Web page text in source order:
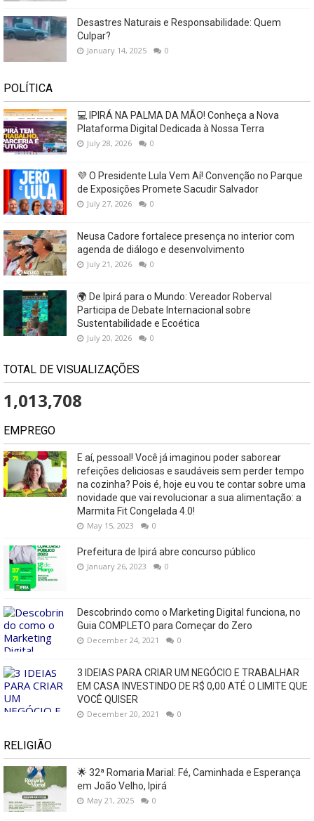
Desastres Naturais e Responsabilidade: Quem
Culpar?
January 14, 2025 0
POLÍTICA
💻 IPIRÁ NA PALMA DA MÃO! Conheça a Nova
Plataforma Digital Dedicada à Nossa Terra
July 28, 2026 0
💜 O Presidente Lula Vem Aí! Convenção no Parque
de Exposições Promete Sacudir Salvador
July 27, 2026 0
Neusa Cadore fortalece presença no interior com
agenda de diálogo e desenvolvimento
July 21, 2026 0
🌍 De Ipirá para o Mundo: Vereador Roberval
Participa de Debate Internacional sobre
Sustentabilidade e Ecoética
July 20, 2026 0
TOTAL DE VISUALIZAÇÕES
1,013,708
EMPREGO
E aí, pessoal! Você já imaginou poder saborear
refeições deliciosas e saudáveis ​​sem perder tempo
na cozinha? Pois é, hoje eu vou te contar sobre uma
novidade que vai revolucionar a sua alimentação: a
Marmita Fit Congelada 4.0!
May 15, 2023 0
Prefeitura de Ipirá abre concurso público
January 26, 2023 0
Descobrindo como o Marketing Digital funciona, no
Guia COMPLETO para Começar do Zero
December 24, 2021 0
3 IDEIAS PARA CRIAR UM NEGÓCIO E TRABALHAR
EM CASA INVESTINDO DE R$ 0,00 ATÉ O LIMITE QUE
VOCÊ QUISER
December 20, 2021 0
RELIGIÃO
🌟 32ª Romaria Marial: Fé, Caminhada e Esperança
em João Velho, Ipirá
May 21, 2025 0